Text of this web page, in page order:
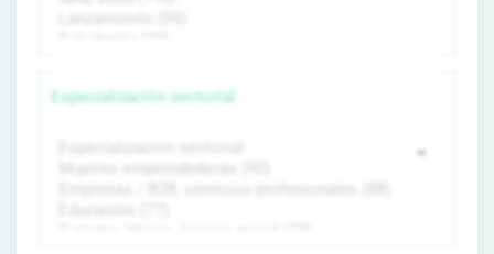
Especialización sectorial